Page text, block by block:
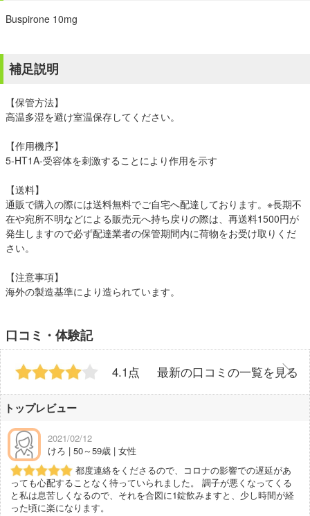
Buspirone 10mg
補足説明
【保管方法】
高温多湿を避け室温保存してください。
【作用機序】
5-HT1A-受容体を刺激することにより作用を示す
【送料】
通販で購入の際には送料無料でご自宅へ配達しております。※長期不
在や宛所不明などによる販売元へ持ち戻りの際は、再送料1500円が
発生しますので必ず配達業者の保管期間内に荷物をお受け取りくだ
さい。
【注意事項】
海外の製造基準により造られています。
口コミ・体験記
4.1点 最新の口コミの一覧を見る
トップレビュー
2021/02/12
けろ | 50～59歳 | 女性
都度連絡をくださるので、コロナの影響での遅延があ
っても心配することなく待っていられました。 調子が悪くなってくる
と私は息苦しくなるので、それを合図に1錠飲みますと、少し時間が経
った頃に楽になります。